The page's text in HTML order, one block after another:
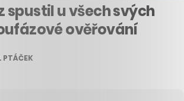
spustil u všech svých
ověřování
PTÁČEK